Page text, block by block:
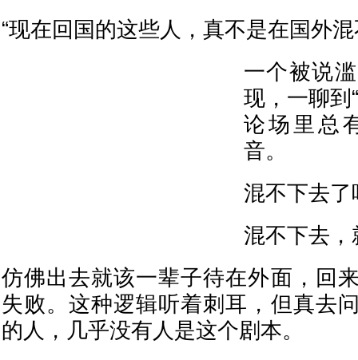
“现在回国的这些人，真不是在国外
一个被说
现，一聊到
论场里总
音。
混不下去了
混不下去
仿佛出去就该一辈子待在外面，回
失败。这种逻辑听着刺耳，但真去
的人，几乎没有人是这个剧本。